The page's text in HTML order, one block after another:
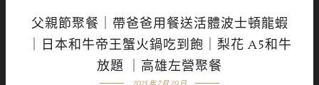
父親節聚餐｜帶爸爸用餐送活體波士頓龍蝦
｜日本和牛帝王蟹火鍋吃到飽｜梨花 A5和牛
放題 ｜高雄左營聚餐
2025 年 7 月 20 日